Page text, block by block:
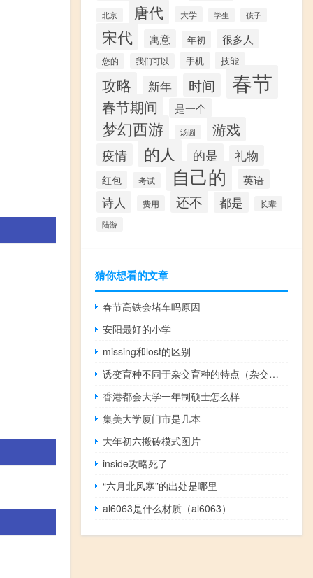
北京 唐代 大学 学生 孩子
宋代 寓意 年初 很多人
您的 我们可以 手机 技能
攻略 新年 时间 春节
春节期间 是一个
梦幻西游 汤圆 游戏
疫情 的人 的是 礼物
红包 考试 自己的 英语
诗人 费用 还不 都是 长辈
陆游
猜你想看的文章
春节高铁会堵车吗原因
安阳最好的小学
missing和lost的区别
诱变育种不同于杂交育种的特点（杂交育种与诱变育种的区别）
香港都会大学一年制硕士怎么样
集美大学厦门市是几本
大年初六搬砖模式图片
inside攻略死了
“六月北风寒”的出处是哪里
al6063是什么材质（al6063）